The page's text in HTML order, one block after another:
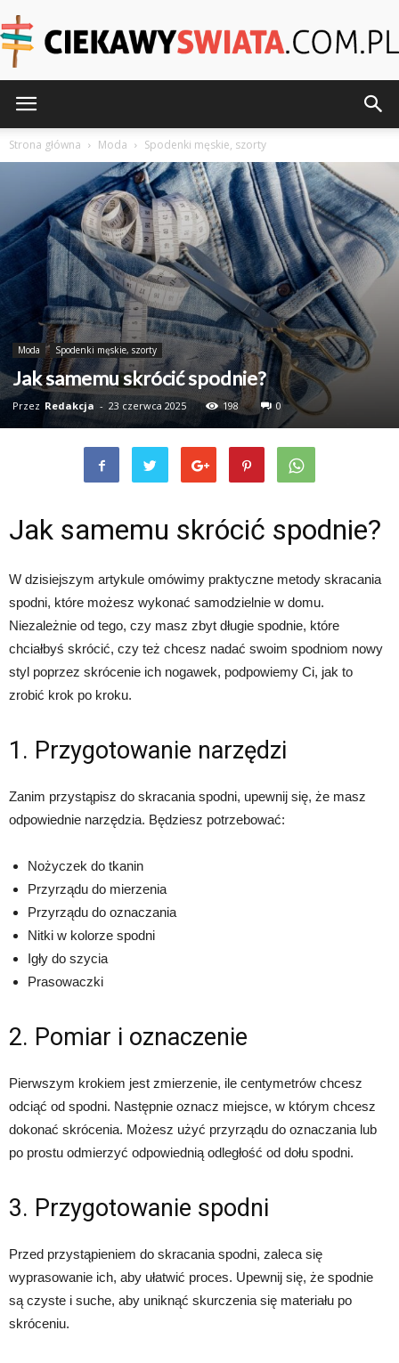
Strona główna Moda Spodenki męskie, szorty
Moda Spodenki męskie, szorty
Jak samemu skrócić spodnie?
Przez Redakcja - 23 czerwca 2025 198 0
Jak samemu skrócić spodnie?
W dzisiejszym artykule omówimy praktyczne metody skracania
spodni, które możesz wykonać samodzielnie w domu.
Niezależnie od tego, czy masz zbyt długie spodnie, które
chciałbyś skrócić, czy też chcesz nadać swoim spodniom nowy
styl poprzez skrócenie ich nogawek, podpowiemy Ci, jak to
zrobić krok po kroku.
1. Przygotowanie narzędzi
Zanim przystąpisz do skracania spodni, upewnij się, że masz
odpowiednie narzędzia. Będziesz potrzebować:
Nożyczek do tkanin
Przyrządu do mierzenia
Przyrządu do oznaczania
Nitki w kolorze spodni
Igły do szycia
Prasowaczki
2. Pomiar i oznaczenie
Pierwszym krokiem jest zmierzenie, ile centymetrów chcesz
odciąć od spodni. Następnie oznacz miejsce, w którym chcesz
dokonać skrócenia. Możesz użyć przyrządu do oznaczania lub
po prostu odmierzyć odpowiednią odległość od dołu spodni.
3. Przygotowanie spodni
Przed przystąpieniem do skracania spodni, zaleca się
wyprasowanie ich, aby ułatwić proces. Upewnij się, że spodnie
są czyste i suche, aby uniknąć skurczenia się materiału po
skróceniu.